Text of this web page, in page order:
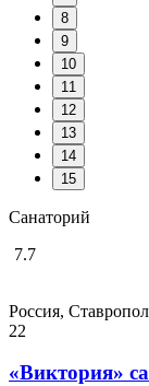
8
9
10
11
12
13
14
15
Санаторий
7.7
Россия,
22
«Виктория»